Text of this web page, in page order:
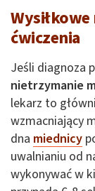
ćwiczenia
Jeśli diagnoza
nietrzymanie
lekarz to
wzmacniający
dna miednicy
uwalnianiu od
wykonywać w